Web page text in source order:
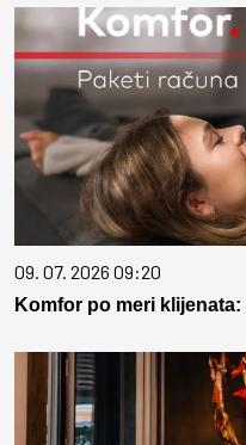
09. 07. 2026 09:20
Komfor po meri